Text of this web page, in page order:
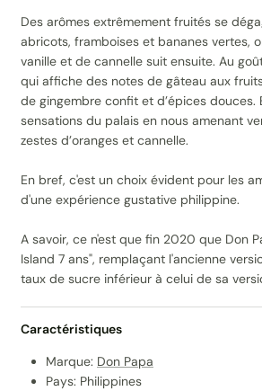
Des arômes extrêmement fruités se
abricots, framboises et bananes vertes,
vanille et de cannelle suit ensuite. Au
qui affiche des notes de gâteau aux
de gingembre confit et d’épices douces.
sensations du palais en nous amenant
zestes d’oranges et cannelle.
En bref, c'est un choix évident pour les
d'une expérience gustative philippine.
A savoir, ce n'est que fin 2020 que Don
Island 7 ans", remplaçant l'ancienne
taux de sucre inférieur à celui de sa
Caractéristiques
Marque: Don Papa
Pays: Philippines